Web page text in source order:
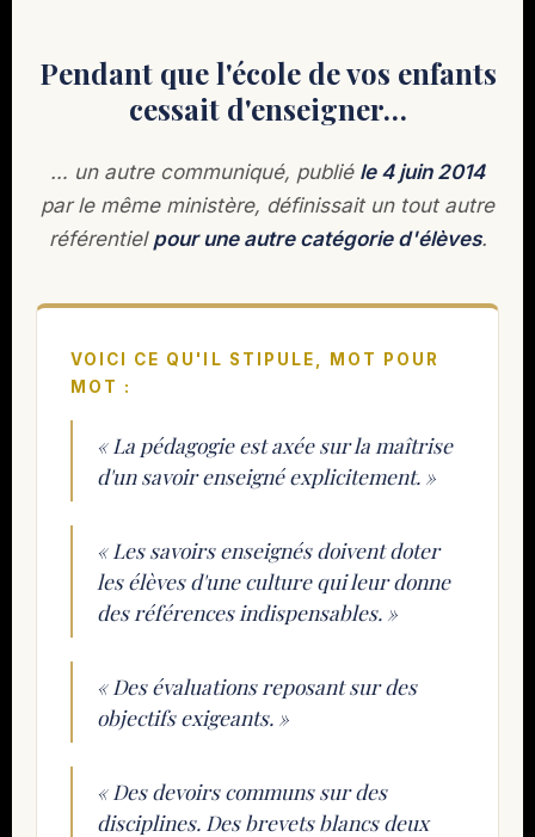
Pendant que l'école de vos enfants
cessait d'enseigner…
… un autre communiqué, publié le 4 juin 2014
par le même ministère, définissait un tout autre
référentiel pour une autre catégorie d'élèves.
VOICI CE QU'IL STIPULE, MOT POUR
MOT :
« La pédagogie est axée sur la maîtrise
d'un savoir enseigné explicitement. »
« Les savoirs enseignés doivent doter
les élèves d'une culture qui leur donne
des références indispensables. »
« Des évaluations reposant sur des
objectifs exigeants. »
« Des devoirs communs sur des
disciplines. Des brevets blancs deux